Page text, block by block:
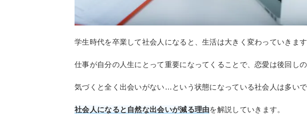
学生時代を卒業して社会人になると、生活は大きく変わっていきます
仕事が自分の人生にとって重要になってくることで、恋愛は後回し
気づくと全く出会いがない…という状態になっている社会人は多いで
社会人になると自然な出会いが減る理由を解説していきます。